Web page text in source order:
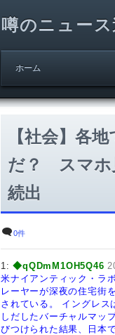
噂のニュース
ホーム
【社会】各
だ？ スマホ
続出
0件
1:◆qQDmM1OH5Q46
米ナイアンティック・ラ
レーヤーが深夜の住宅街
されている。
イングレス
しだしたバーチャルマッ
びつけられた結果、日本